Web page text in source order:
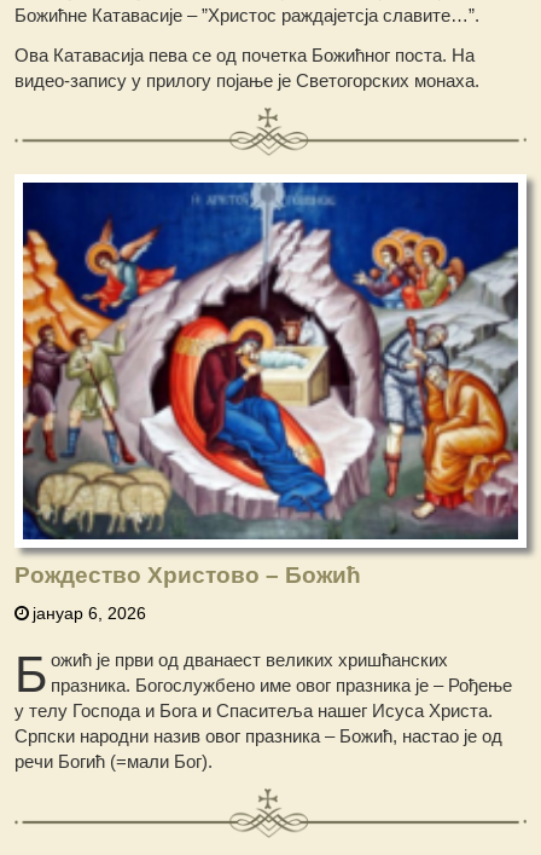
Божићне Катавасије – ”Христос раждајетсја славите…”.
Ова Катавасија пева се од почетка Божићног поста. На
видео-запису у прилогу појање је Светогорских монаха.
Рождество Христово – Бοжић
јануар 6, 2026
Б ожић је први од дванаест великих хришћанских
празника. Богослужбено име овог празника је – Рођење
у телу Господа и Бога и Спаситеља нашег Исуса Христа.
Српски народни назив овог празника – Божић, настао је од
речи Богић (=мали Бог).